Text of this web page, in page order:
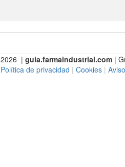
2026 | guia.farmaindustrial.com |
Política de privacidad | Cookies |